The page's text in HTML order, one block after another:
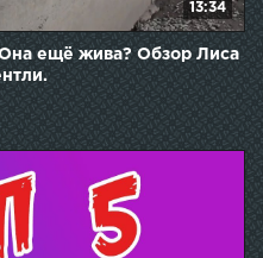
13:34
ещё жива? Обзор Лиса